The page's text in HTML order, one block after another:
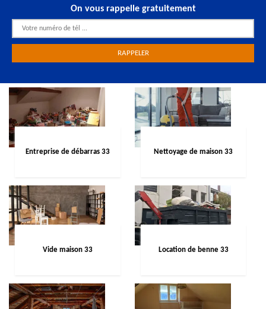
On vous rappelle gratuitement
Entreprise de débarras 33 Nettoyage de maison 33
Vide maison 33 Location de benne 33